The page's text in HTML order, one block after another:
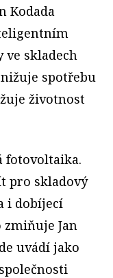
Kodada
skladech
spotřebu
životnost
fotovoltaika.
pro skladový
i dobíjecí
zmiňuje Jan
uvádí jako